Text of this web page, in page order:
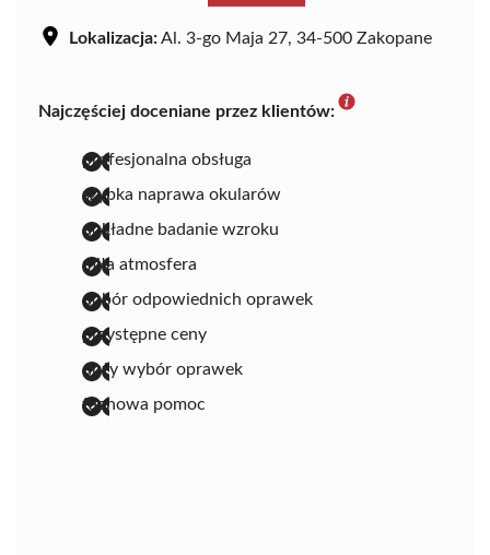
Lokalizacja:Al. 3-go Maja 27, 34-500 Zakopane
Najczęściej doceniane przez klientów:
profesjonalna obsługa
szybka naprawa okularów
dokładne badanie wzroku
miła atmosfera
dobór odpowiednich oprawek
przystępne ceny
duży wybór oprawek
fachowa pomoc